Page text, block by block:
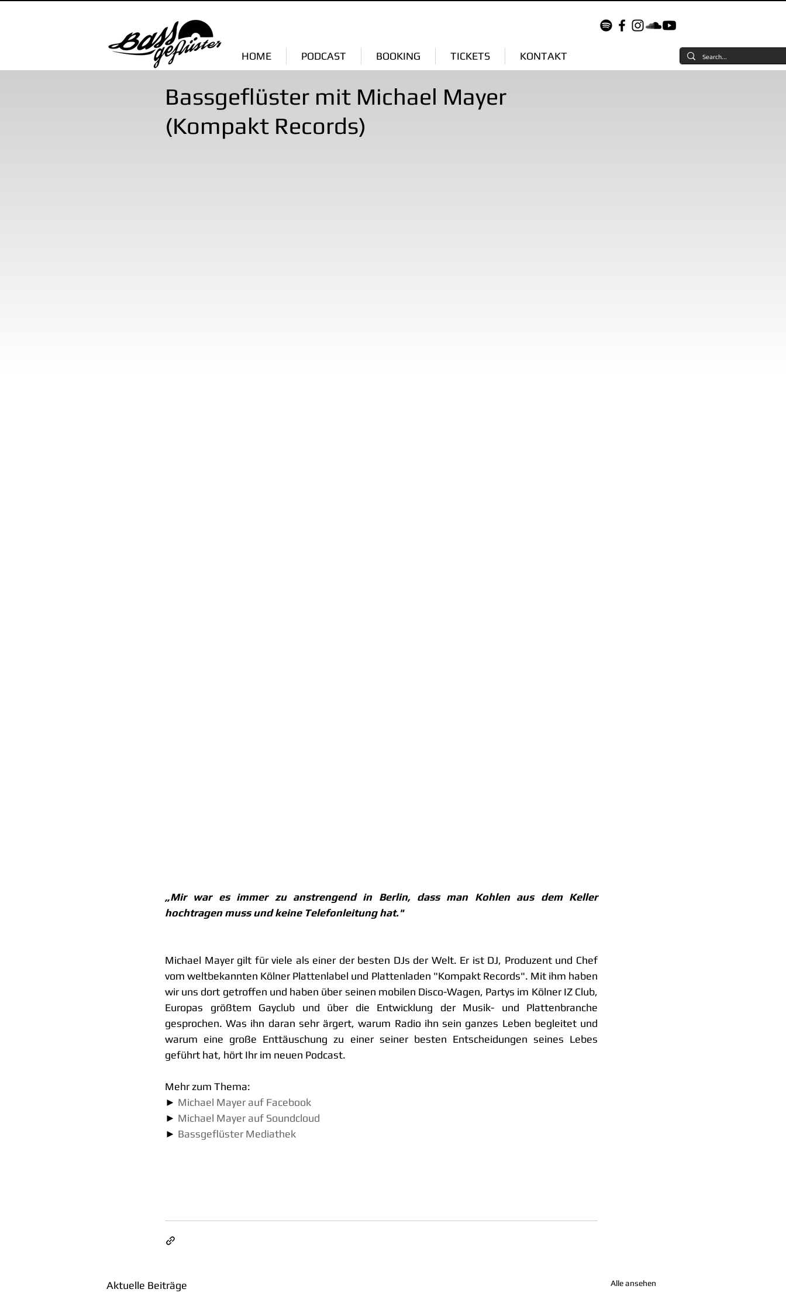
HOME PODCAST BOOKING TICKETS KONTAKT
Bassgeflüster mit Michael Mayer
(Kompakt Records)
„Mir war es immer zu anstrengend in Berlin, dass man Kohlen aus dem Keller
hochtragen muss und keine Telefonleitung hat."
Michael Mayer gilt für viele als einer der besten DJs der Welt. Er ist DJ, Produzent und Chef
vom weltbekannten Kölner Plattenlabel und Plattenladen "Kompakt Records". Mit ihm haben
wir uns dort getroffen und haben über seinen mobilen Disco-Wagen, Partys im Kölner IZ Club,
Europas größtem Gayclub und über die Entwicklung der Musik- und Plattenbranche
gesprochen. Was ihn daran sehr ärgert, warum Radio ihn sein ganzes Leben begleitet und
warum eine große Enttäuschung zu einer seiner besten Entscheidungen seines Lebes
geführt hat, hört Ihr im neuen Podcast.
Mehr zum Thema:
► Michael Mayer auf Facebook
► Michael Mayer auf Soundcloud
► Bassgeflüster Mediathek
Aktuelle Beiträge Alle ansehen